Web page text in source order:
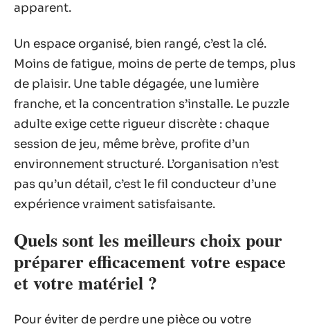
apparent.
Un espace organisé, bien rangé, c’est la clé.
Moins de fatigue, moins de perte de temps, plus
de plaisir. Une table dégagée, une lumière
franche, et la concentration s’installe. Le puzzle
adulte exige cette rigueur discrète : chaque
session de jeu, même brève, profite d’un
environnement structuré. L’organisation n’est
pas qu’un détail, c’est le fil conducteur d’une
expérience vraiment satisfaisante.
Quels sont les meilleurs choix pour
préparer efficacement votre espace
et votre matériel ?
Pour éviter de perdre une pièce ou votre